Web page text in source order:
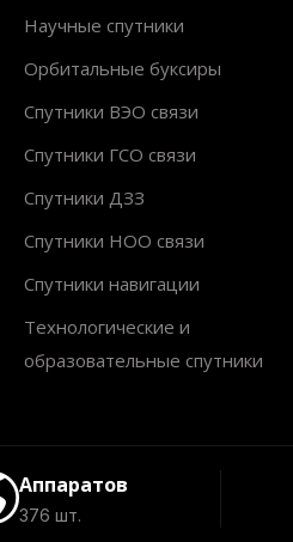
Научные спутники
Орбитальные буксиры
Спутники ВЭО связи
Спутники ГСО связи
Спутники ДЗЗ
Спутники НОО связи
Спутники навигации
Технологические и
образовательные спутники
Аппаратов
376 шт.